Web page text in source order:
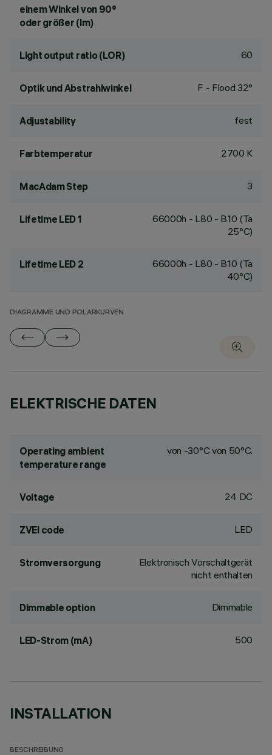
einem Winkel von 90°
oder größer (lm)
Light output ratio (LOR) 60
Optik und Abstrahlwinkel F - Flood 32°
Adjustability fest
Farbtemperatur 2700 K
MacAdam Step 3
Lifetime LED 1
66000h - L80 - B10 (Ta
25°C)
Lifetime LED 2
66000h - L80 - B10 (Ta
40°C)
DIAGRAMME UND POLARKURVEN
ELEKTRISCHE DATEN
Operating ambient
temperature range
von -30°C von 50°C.
Voltage 24 DC
ZVEI code LED
Stromversorgung
Elektronisch Vorschaltgerät
nicht enthalten
Dimmable option Dimmable
LED-Strom (mA) 500
INSTALLATION
BESCHREIBUNG